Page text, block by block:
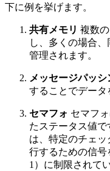
下に例を挙げます。
共有メモリ 複数
し、多くの場合
管理されます。
メッセージパッシ
することでデータ
セマフォ セマフ
たステータス値
は、特定のチェ
行するための信号
1）に制限されて